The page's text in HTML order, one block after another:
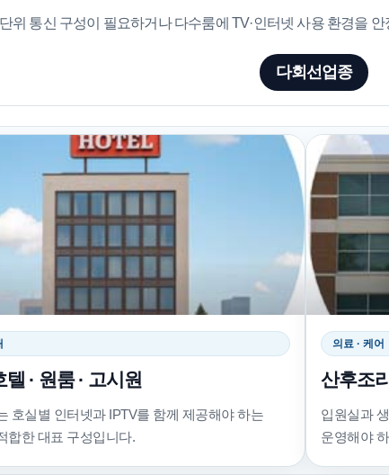
위 통신 구성이 필요하거나 다수룸에 TV·인터넷 사용 환경을
다회선업종
텔 · 원룸 · 고시원
호실별 인터넷과 IPTV를 함께 제공해야 하는
합한 대표 구성입니다.
의료 · 케어
산후조
입원실과
운영해야